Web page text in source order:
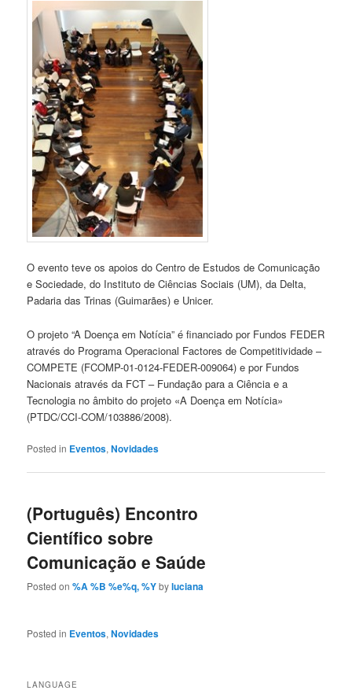
O evento teve os apoios do Centro de Estudos de Comunicação
e Sociedade, do Instituto de Ciências Sociais (UM), da Delta,
Padaria das Trinas (Guimarães) e Unicer.
O projeto “A Doença em Notícia” é financiado por Fundos FEDER
através do Programa Operacional Factores de Competitividade –
COMPETE (FCOMP-01-0124-FEDER-009064) e por Fundos
Nacionais através da FCT – Fundação para a Ciência e a
Tecnologia no âmbito do projeto «A Doença em Notícia»
(PTDC/CCI-COM/103886/2008).
Posted in Eventos,Novidades
(Português) Encontro
Científico sobre
Comunicação e Saúde
Posted on%A %B %e%q, %Ybyluciana
Posted in Eventos,Novidades
LANGUAGE